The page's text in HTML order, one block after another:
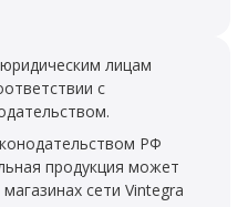
лицам
с
РФ
продукция может
сети Vintegra